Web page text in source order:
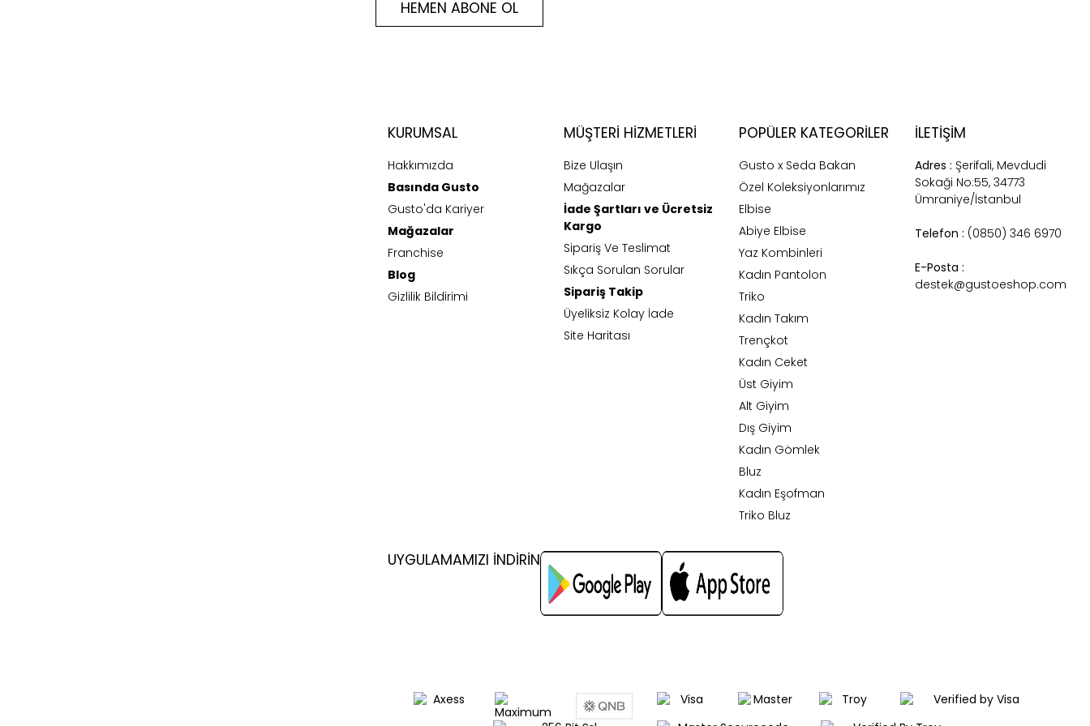
HEMEN ABONE OL
KURUMSAL
Hakkımızda
Basında Gusto
Gusto'da Kariyer
Mağazalar
Franchise
Blog
Gizlilik Bildirimi
MÜŞTERI HIZMETLERI
Bize Ulaşın
Mağazalar
İade Şartları ve Ücretsiz
Kargo
Sipariş Ve Teslimat
Sıkça Sorulan Sorular
Sipariş Takip
Üyeliksiz Kolay İade
Site Haritası
POPÜLER KATEGORILER
Gusto x Seda Bakan
Özel Koleksiyonlarımız
Elbise
Abiye Elbise
Yaz Kombinleri
Kadın Pantolon
Triko
Kadın Takım
Trençkot
Kadın Ceket
Üst Giyim
Alt Giyim
Dış Giyim
Kadın Gömlek
Bluz
Kadın Eşofman
Triko Bluz
İLETİŞİM
Adres : Şerifali, Mevdudi
Sokaği No:55, 34773
Ümraniye/İstanbul
Telefon : (0850) 346 6970
E-Posta :
destek@gustoeshop.com
UYGULAMAMIZI İNDİRİN